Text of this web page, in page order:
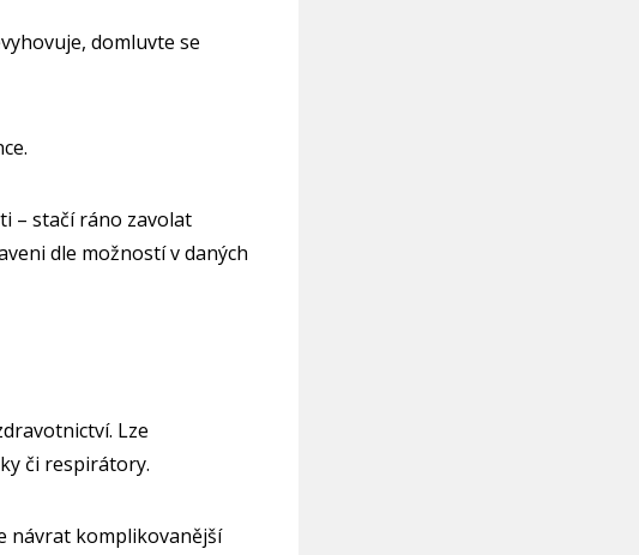
domluvte se
– stačí ráno zavolat
dle možností v daných
Lze
či respirátory.
návrat komplikovanější